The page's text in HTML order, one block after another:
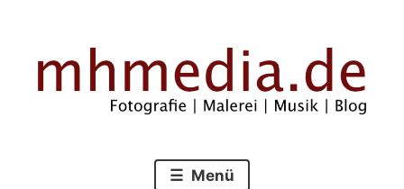
springen
mhmedia.de
Menü